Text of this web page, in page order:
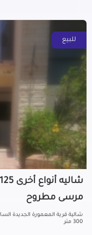
للبيع
مرسى مطروح
300 متر